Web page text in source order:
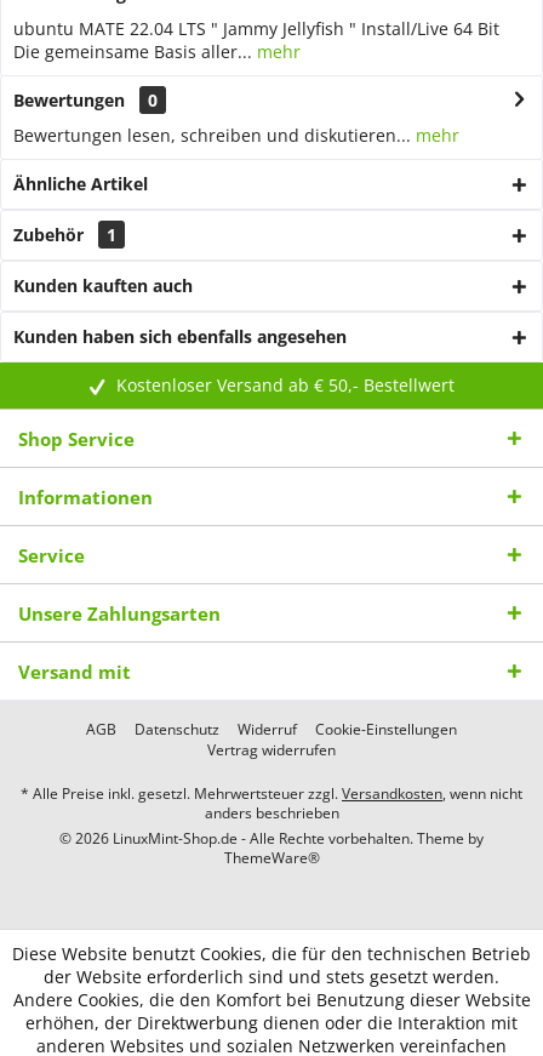
ubuntu MATE 22.04 LTS " Jammy Jellyfish " Install/Live 64 Bit
Die gemeinsame Basis aller... mehr
Bewertungen
0
Bewertungen lesen, schreiben und diskutieren... mehr
Ähnliche Artikel
Zubehör 1
Kunden kauften auch
Kunden haben sich ebenfalls angesehen
Kostenloser Versand ab € 50,- Bestellwert
Shop Service
Informationen
Service
Unsere Zahlungsarten
Versand mit
AGB Datenschutz Widerruf
Cookie-Einstellungen
Vertrag widerrufen
* Alle Preise inkl. gesetzl. Mehrwertsteuer zzgl.Versandkosten, wenn nicht
anders beschrieben
© 2026 LinuxMint-Shop.de - Alle Rechte vorbehalten. Theme by
ThemeWare®
Diese Website benutzt Cookies, die für den technischen Betrieb
der Website erforderlich sind und stets gesetzt werden.
Andere Cookies, die den Komfort bei Benutzung dieser Website
erhöhen, der Direktwerbung dienen oder die Interaktion mit
anderen Websites und sozialen Netzwerken vereinfachen